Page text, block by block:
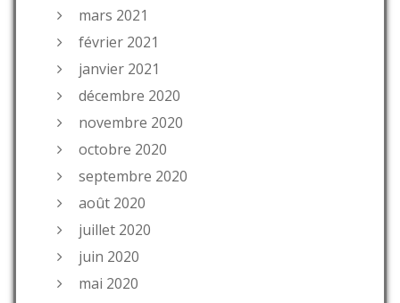
mars 2021
février 2021
janvier 2021
décembre 2020
novembre 2020
octobre 2020
septembre 2020
août 2020
juillet 2020
juin 2020
mai 2020